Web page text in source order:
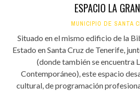
ESPACIO LA
MUNICIPIO DE SANTA
Situado en el mismo edificio de la
Estado en Santa Cruz de Tenerife,
(donde también se encuentra
Contemporáneo), este espacio
cultural, de programación